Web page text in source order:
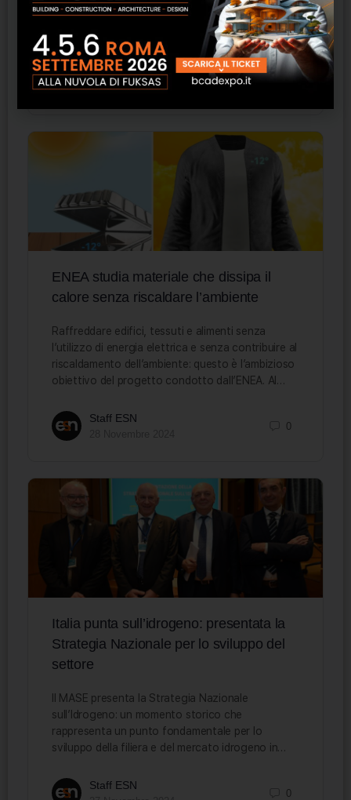
di piccole dimensioni per aumentare l’efficienza
energetica e la produzione…
Staff ESN
18 Dicembre 2024
0
ENEA studia materiale che dissipa il
calore senza riscaldare l’ambiente
Raffreddare edifici, tessuti e alimenti senza
l’utilizzo di energia elettrica e senza contribuire al
riscaldamento dell’ambiente: questo è l’ambizioso
obiettivo del progetto condotto dall’ENEA. Al…
Staff ESN
0
Italia punta sull’idrogeno: presentata la
Strategia Nazionale per lo sviluppo del
settore
Il MASE presenta la Strategia Nazionale
sull’Idrogeno: un momento storico che
rappresenta un punto fondamentale per lo
sviluppo della filiera e del mercato idrogeno in…
Staff ESN
0